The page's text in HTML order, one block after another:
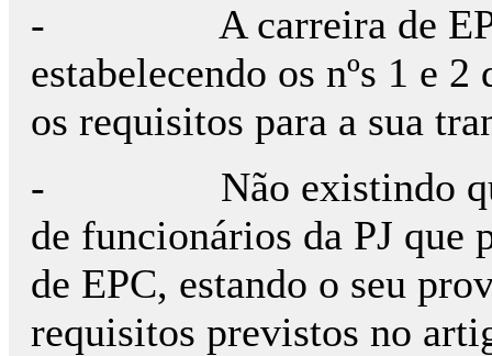
- A carreira de EPC,
estabelecendo os nºs 1 e
os requisitos para a sua
- Não existindo
de funcionários da PJ que
de EPC, estando o seu
requisitos previstos no